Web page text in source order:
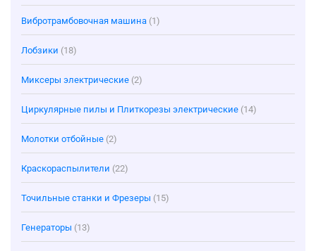
Вибротрамбовочная машина (1)
Лобзики (18)
Миксеры электрические (2)
Циркулярные пилы и Плиткорезы электрические (14)
Молотки отбойные (2)
Краскораспылители (22)
Точильные станки и Фрезеры (15)
Генераторы (13)